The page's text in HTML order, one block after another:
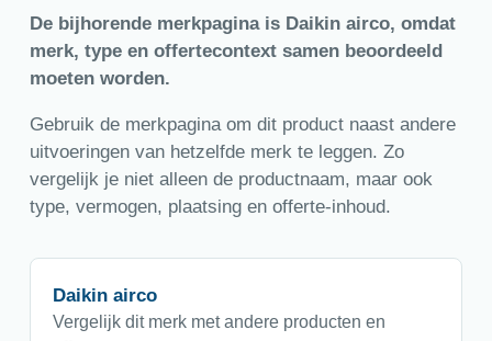
De bijhorende merkpagina is Daikin airco, omdat
merk, type en offertecontext samen beoordeeld
moeten worden.
Gebruik de merkpagina om dit product naast andere
uitvoeringen van hetzelfde merk te leggen. Zo
vergelijk je niet alleen de productnaam, maar ook
type, vermogen, plaatsing en offerte-inhoud.
Daikin airco
Vergelijk dit merk met andere producten en